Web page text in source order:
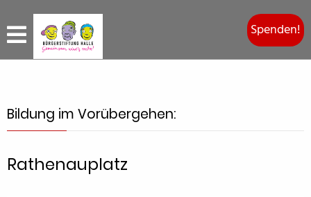
Spenden!
Bildung im Vorübergehen:
Rathenauplatz